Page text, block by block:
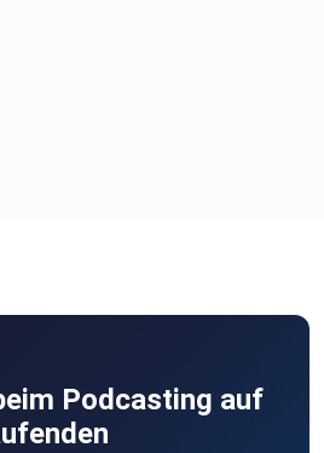
Podcasting auf